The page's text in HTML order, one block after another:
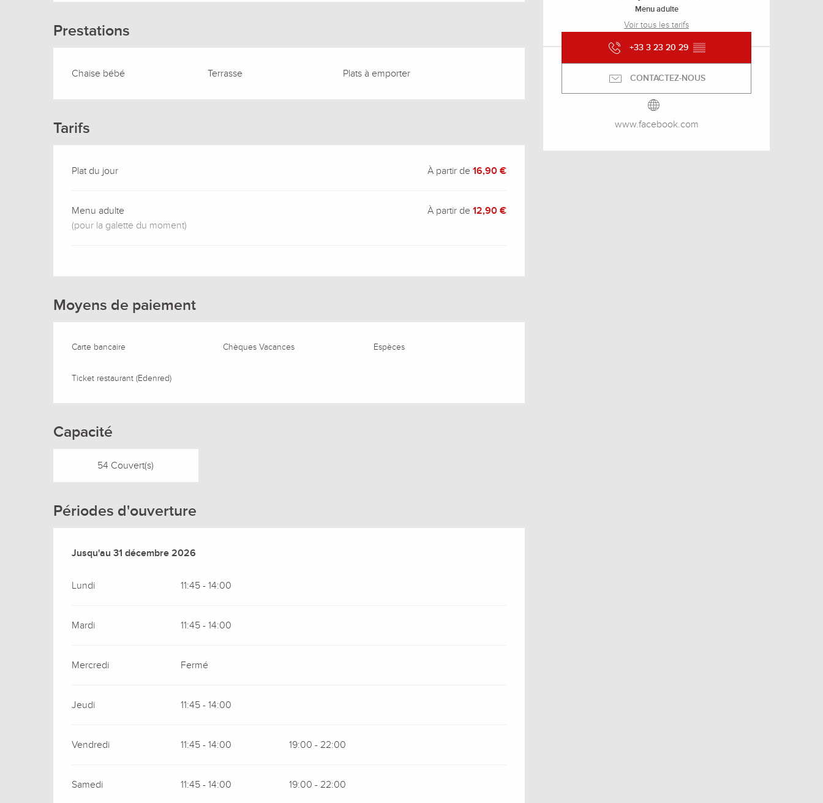
Menu adulte
Voir tous les tarifs
+33 3 23 20 29 ▒▒
CONTACTEZ-NOUS
www.facebook.com
Prestations
Chaise bébé Terrasse Plats à emporter
Tarifs
Plat du jour À partir de16,90 €
Menu adulte
(pour la galette du moment)
À partir de12,90 €
Moyens de paiement
Carte bancaire Chèques Vacances Espèces
Ticket restaurant (Edenred)
Capacité
54 Couvert(s)
Périodes d'ouverture
Du2 janvier 2026au31 décembre 2026
Jusqu'au 31 décembre 2026
Lundi 11:45 - 14:00
Mardi 11:45 - 14:00
Mercredi Fermé
Jeudi 11:45 - 14:00
Vendredi 11:45 - 14:00 19:00 - 22:00
Samedi 11:45 - 14:00 19:00 - 22:00